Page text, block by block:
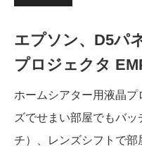
エプソン、D5パ
プロジェクタ
ホームシアター用液晶
ズでせまい部屋でもバ
チ）、レンズシフトで